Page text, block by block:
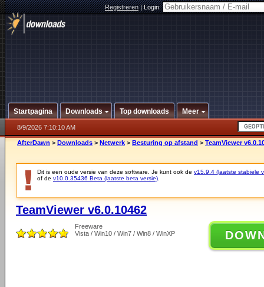
Registreren|Login:
Startpagina Downloads Top downloads Meer
8/9/2026 7:10:10 AM
AfterDawn > Downloads > Netwerk > Besturing op afstand > TeamViewer
Dit is een oude versie van deze software. Je kunt ook de v15.9.4 (laatste stabiele
of de v10.0.35436 Beta (laatste beta versie)
TeamViewer v6.0.10462
Freeware
Vista / Win10 / Win7 / Win8 / WinXP